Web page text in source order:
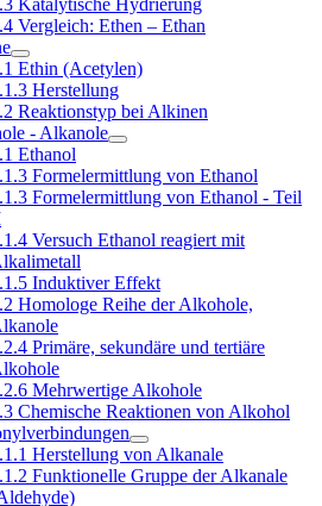
Katalytische Hydrierung
Vergleich: Ethen – Ethan
Ethin (Acetylen)
Herstellung
Reaktionstyp bei Alkinen
- Alkanole
Ethanol
Formelermittlung von Ethanol
Formelermittlung von Ethanol - Teil
Versuch Ethanol reagiert mit
Induktiver Effekt
Homologe Reihe der Alkohole,
Primäre, sekundäre und tertiäre
Mehrwertige Alkohole
Chemische Reaktionen von Alkohol
Herstellung von Alkanale
Funktionelle Gruppe der Alkanale